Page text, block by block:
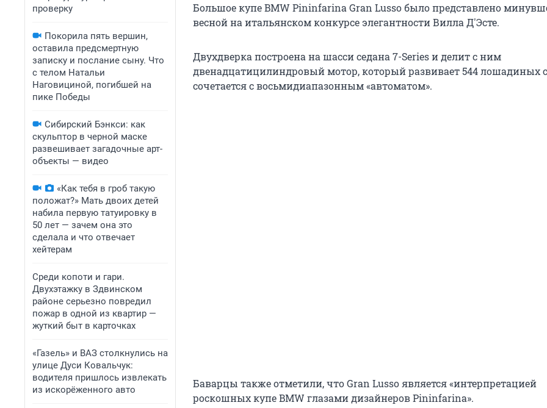
проверку
Покорила пять вершин,
оставила предсмертную
записку и послание сыну. Что
с телом Натальи
Наговициной, погибшей на
пике Победы
Сибирский Бэнкси: как
скульптор в черной маске
развешивает загадочные арт-
объекты — видео
«Как тебя в гроб такую
положат?» Мать двоих детей
набила первую татуировку в
50 лет — зачем она это
сделала и что отвечает
хейтерам
Среди копоти и гари.
Двухэтажку в Здвинском
районе серьезно повредил
пожар в одной из квартир —
жуткий быт в карточках
«Газель» и ВАЗ столкнулись на
улице Дуси Ковальчук:
водителя пришлось извлекать
из искорёженного авто
Большое купе BMW Pininfarina Gran Lusso было представлено
весной на итальянском конкурсе элегантности Вилла Д'Эсте.
Двухдверка построена на шасси седана 7-Series и делит с ним
двенадцатицилиндровый мотор, который развивает 544 лошадиных
сочетается с восьмидиапазонным «автоматом».
Баварцы также отметили, что Gran Lusso является «интерпретацией
роскошных купе BMW глазами дизайнеров Pininfarina».